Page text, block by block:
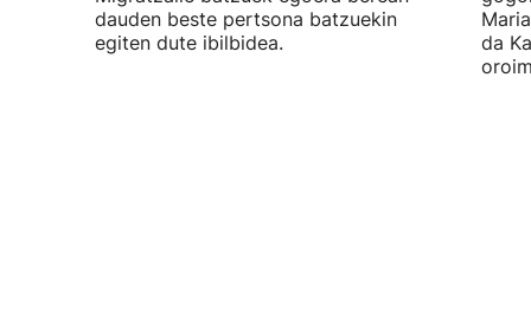
dauden beste pertsona batzuekin
egiten dute ibilbidea.
da